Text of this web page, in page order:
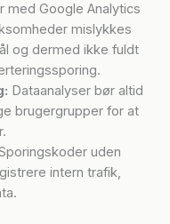
Google Analytics
mislykkes
og dermed ikke fuldt
Dataanalyser bør altid
brugergrupper for at
uden
intern trafik,